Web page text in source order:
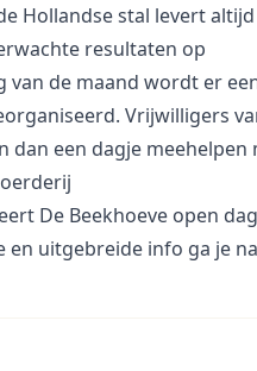
Hollandse stal levert altijd
resultaten op
van de maand wordt er
Vrijwilligers
dan een dagje meehelpen
De Beekhoeve open
en uitgebreide info ga je